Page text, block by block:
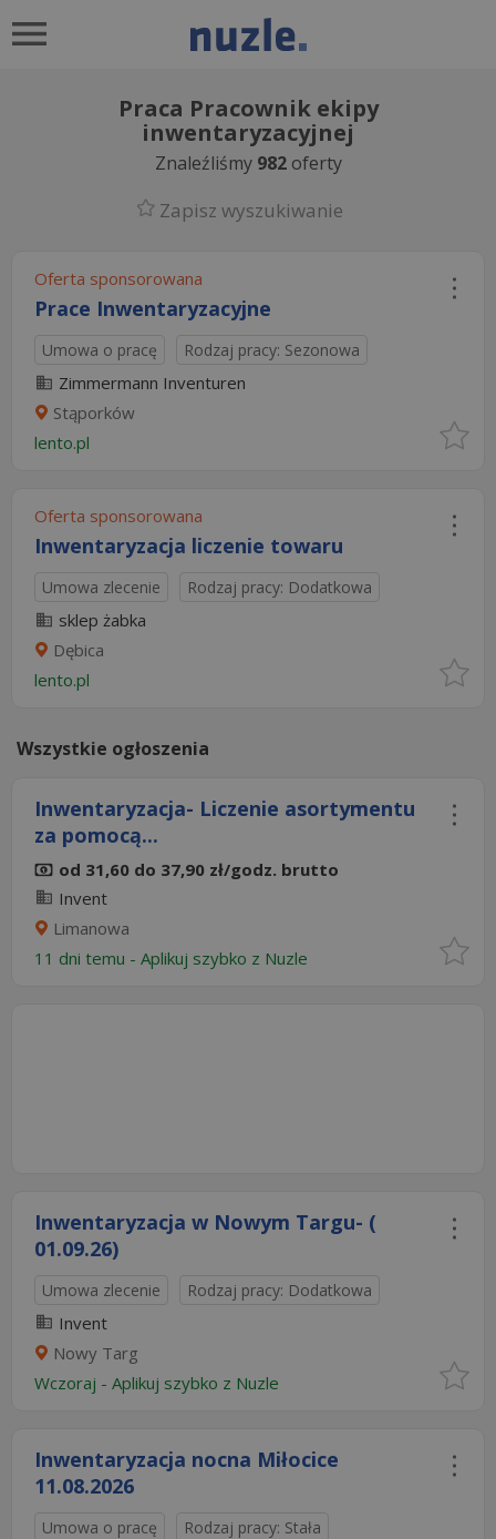
Praca Pracownik ekipy
inwentaryzacyjnej
Znaleźliśmy 982oferty
Zapisz wyszukiwanie
Oferta sponsorowana
Prace Inwentaryzacyjne
Umowa o pracę Rodzaj pracy: Sezonowa
Zimmermann Inventuren
Stąporków
lento.pl
Oferta sponsorowana
Inwentaryzacja liczenie towaru
Umowa zlecenie Rodzaj pracy: Dodatkowa
sklep żabka
Dębica
lento.pl
Wszystkie ogłoszenia
Inwentaryzacja- Liczenie asortymentu
za pomocą...
od 31,60 do 37,90 zł/godz. brutto
Invent
Limanowa
11 dni temu - Aplikuj szybko z Nuzle
Inwentaryzacja w Nowym Targu- (
01.09.26)
Umowa zlecenie Rodzaj pracy: Dodatkowa
Invent
Nowy Targ
Wczoraj - Aplikuj szybko z Nuzle
Inwentaryzacja nocna Miłocice
11.08.2026​
Umowa o pracę Rodzaj pracy: Stała